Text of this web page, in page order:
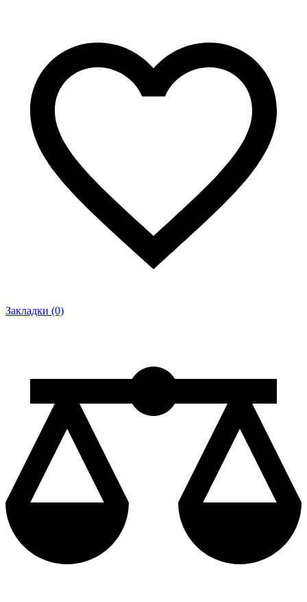
Закладки (0)